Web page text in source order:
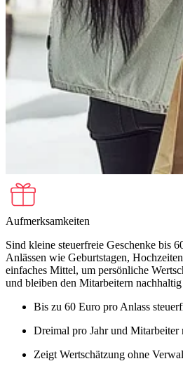
Aufmerksamkeiten
Sind kleine steuerfreie Geschenke bis
Anlässen wie Geburtstagen,
einfaches Mittel, um persönliche
und bleiben den Mitarbeitern
Bis zu 60 Euro pro Anlass
Dreimal pro Jahr und Mitarbeiter
Zeigt Wertschätzung ohne